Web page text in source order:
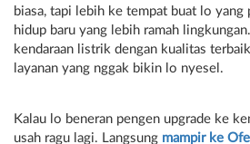
biasa, tapi lebih ke tempat buat lo yang
hidup baru yang lebih ramah
kendaraan listrik dengan kualitas
layanan yang nggak bikin lo nyesel.
Kalau lo beneran pengen upgrade ke
usah ragu lagi. Langsung mampir ke